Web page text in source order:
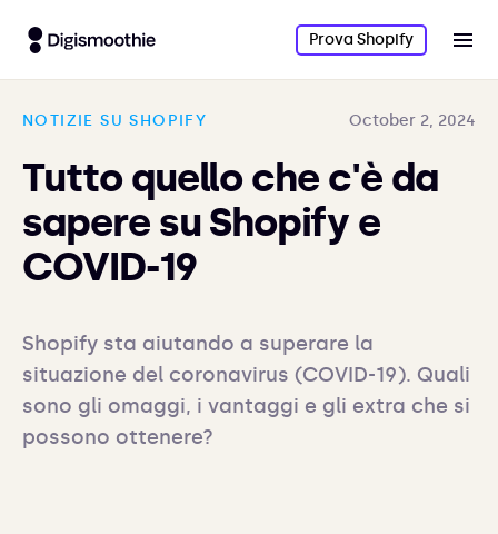
Prova Shopify
NOTIZIE SU SHOPIFY October 2, 2024
Tutto quello che c'è da
sapere su Shopify e
COVID-19
Shopify sta aiutando a superare la
situazione del coronavirus (COVID-19). Quali
sono gli omaggi, i vantaggi e gli extra che si
possono ottenere?